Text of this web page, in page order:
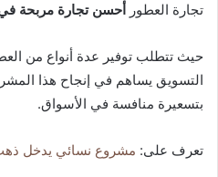
تجارة العطور أحسن تجارة مربحة
حيث تتطلب توفير عدة أنواع من
التسويق يساهم في إنجاح هذا
بتسعيرة منافسة في الأسواق.
تعرف على: مشروع نسائي يدخل